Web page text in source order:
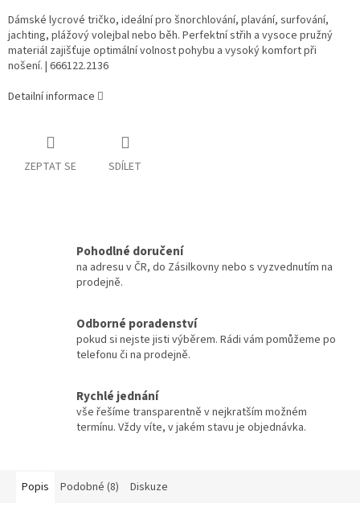
Dámské lycrové tričko, ideální pro šnorchlování, plavání, surfování,
jachting, plážový volejbal nebo běh. Perfektní střih a vysoce pružný
materiál zajišťuje optimální volnost pohybu a vysoký komfort při
nošení. | 666122.2136
Detailní informace
ZEPTAT SE SDÍLET
Pohodlné doručení
na adresu v ČR, do Zásilkovny nebo s vyzvednutím na
prodejně.
Odborné poradenství
pokud si nejste jisti výběrem. Rádi vám pomůžeme po
telefonu či na prodejně.
Rychlé jednání
vše řešíme transparentně v nejkratším možném
termínu. Vždy víte, v jakém stavu je objednávka.
Popis Podobné (8) Diskuze